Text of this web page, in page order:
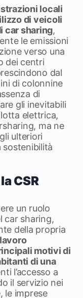
locali
di veicoli
car sharing,
le emissioni
verso una
dei centri
dal
di colonnine
di
gli inevitabili
elettrica,
ma ne
ulteriori
sostenibilità
CSR
un ruolo
car sharing,
della propria
motivi di
di una
l’accesso a
il servizio nei
le imprese